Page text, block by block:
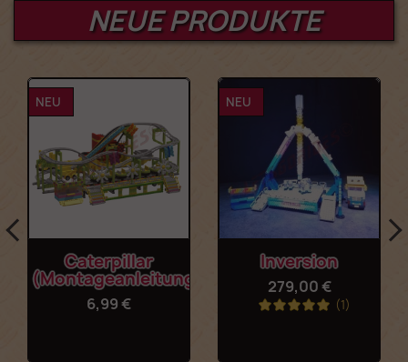
NEUE PRODUKTE
Caterpillar
(Montageanleitung)
6,99 €
NEU
Inversion
279,00 €
(1)
NEU